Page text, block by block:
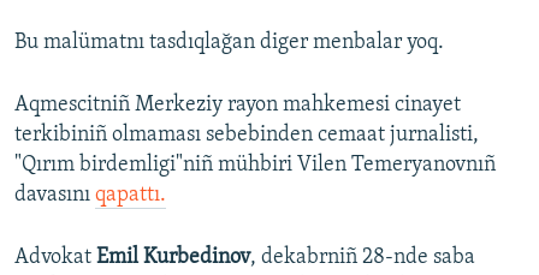
Bu malümatnı tasdıqlağan diger menbalar yoq.
Aqmescitniñ Merkeziy rayon mahkemesi cinayet
terkibiniñ olmaması sebebinden cemaat jurnalisti,
"Qırım birdemligi"niñ mühbiri Vilen Temeryanovnıñ
davasını qapattı.
Advokat Emil Kurbedinov, dekabrniñ 28-nde saba